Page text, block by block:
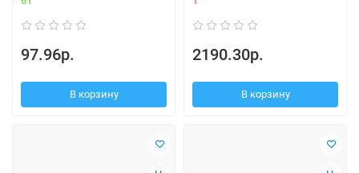
97.96р.
В корзину
2190.30р.
В корзину